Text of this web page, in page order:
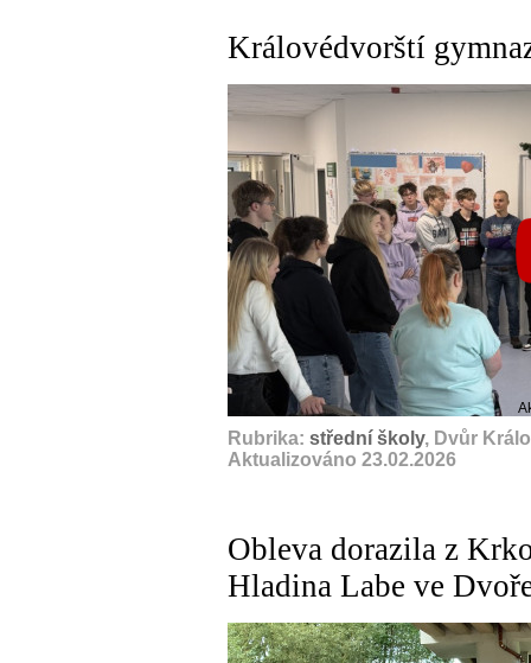
Královédvorští
Rubrika: střední školy, Dvůr
Aktualizováno 23.02.2026
Obleva dorazila z
Hladina Labe ve